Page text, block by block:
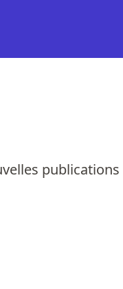
publications